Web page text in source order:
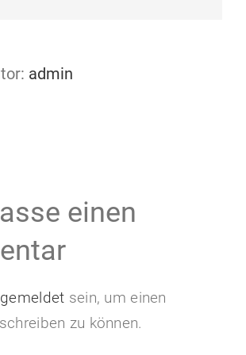
admin
einen
sein, um einen
zu können.